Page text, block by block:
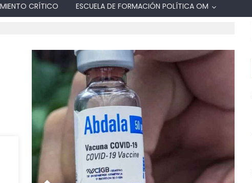
CRÍTICO ESCUELA DE FORMACIÓN POLÍTICA OM